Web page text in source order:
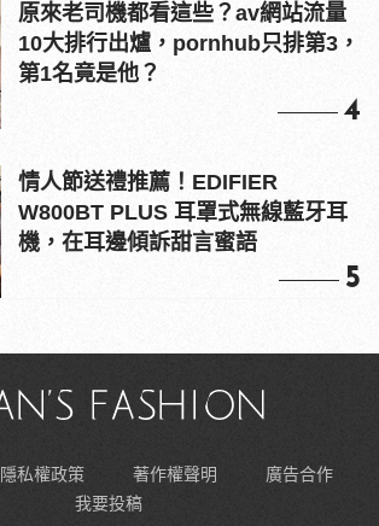
原來老司機都看這些？av網站流量
10大排行出爐，pornhub只排第3，
第1名竟是他？
4
情人節送禮推薦！EDIFIER
W800BT PLUS 耳罩式無線藍牙耳
機，在耳邊傾訴甜言蜜語
5
隱私權政策 著作權聲明
廣告合作
我要投稿